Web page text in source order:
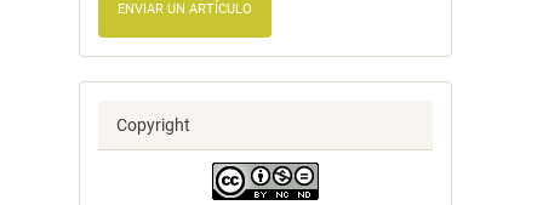
ENVIAR UN ARTÍCULO
Copyright